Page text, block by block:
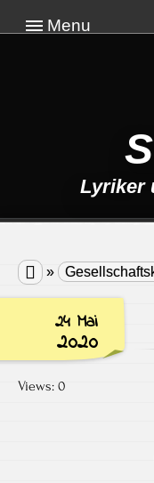
Menu
Lyriker
 »
24 Mai
2020
Views: 0